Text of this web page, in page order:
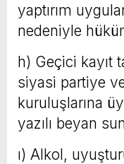
yaptırım
nedeniyle
h) Geçici kayıt
siyasi partiye
kuruluşlarına
yazılı beyan
ı) Alkol,